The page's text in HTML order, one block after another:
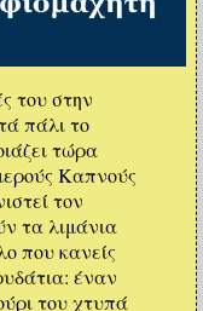
του στην
πάλι το
τώρα
Καπνούς
τον
τα λιμάνια
που κανείς
έναν
του χτυπά